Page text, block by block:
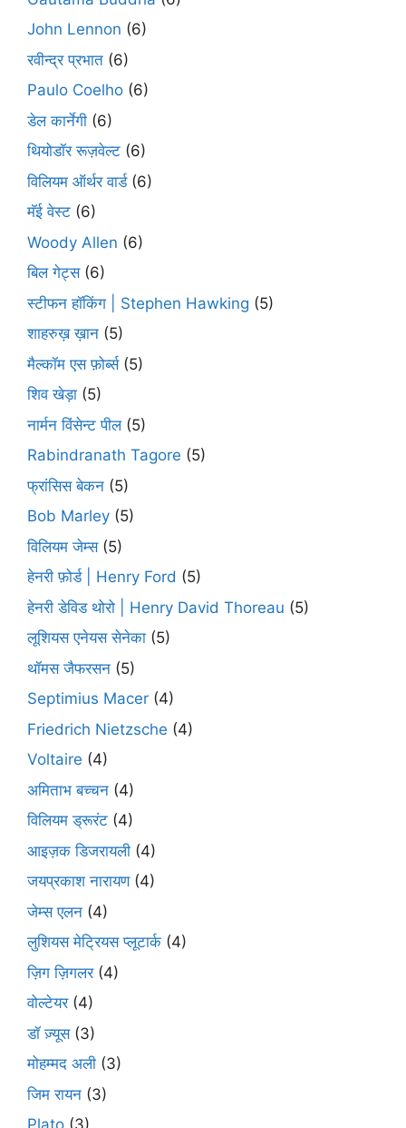
John Lennon (6)
रवीन्द्र प्रभात (6)
Paulo Coelho (6)
डेल कार्नेगी (6)
थियोडॉर रूज़वेल्ट (6)
विलियम ऑर्थर वार्ड(6)
मॅई वेस्ट (6)
Woody Allen (6)
बिल गेट्स(6)
स्टीफन हॉकिंग | Stephen Hawking (5)
शाहरुख़ ख़ान (5)
मैल्कॉम एस फ़ोर्ब्स(5)
शिव खेड़ा (5)
नार्मन विंसेन्ट पील(5)
Rabindranath Tagore (5)
फ्रांसिस बेकन (5)
Bob Marley (5)
विलियम जेम्स(5)
हेनरी फ़ोर्ड | Henry Ford (5)
हेनरी डेविड थोरो | Henry David Thoreau (5)
लूशियस एनेयस सेनेका (5)
थॉमस जैफरसन (5)
Septimius Macer (4)
Friedrich Nietzsche (4)
Voltaire (4)
अमिताभ बच्चन (4)
विलियम ड्रूरंट (4)
आइज़क डिजरायली (4)
जयप्रकाश नारायण(4)
जेम्स एलन (4)
लुशियस मेट्रियस प्लूटार्क (4)
ज़िग ज़िगलर(4)
वोल्टेयर(4)
डॉ ज़्यूस(3)
मोहम्मद अली (3)
जिम रायन (3)